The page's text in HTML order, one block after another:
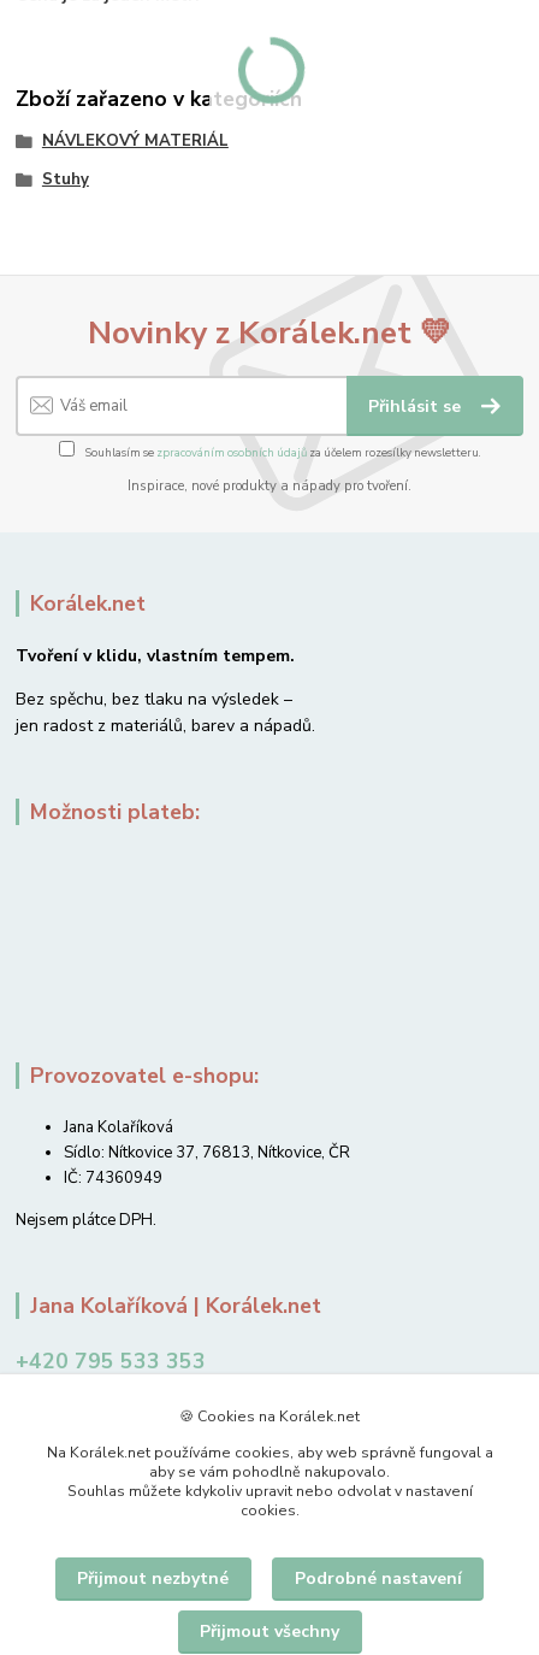
Zboží zařazeno v kategoriích
NÁVLEKOVÝ MATERIÁL
Stuhy
Novinky z Korálek.net 💛
Přihlásit se
Souhlasím se zpracováním osobních údajůza účelem rozesílky newsletteru.
Inspirace, nové produkty a nápady pro tvoření.
Korálek.net
Tvoření v klidu, vlastním tempem.
Bez spěchu, bez tlaku na výsledek –
jen radost z materiálů, barev a nápadů.
Možnosti plateb:
Provozovatel e-shopu:
Jana Kolaříková
Sídlo: Nítkovice 37, 76813, Nítkovice, ČR
IČ: 74360949
Nejsem plátce DPH.
Jana Kolaříková | Korálek.net
+420 795 533 353
Upravit sběr cookies.
🍪 Cookies na Korálek.net
Na Korálek.net používáme cookies, aby web správně fungoval a
aby se vám pohodlně nakupovalo.
Souhlas můžete kdykoliv upravit nebo odvolat v nastavení
cookies.
Přijmout nezbytné Podrobné nastavení
Přijmout všechny